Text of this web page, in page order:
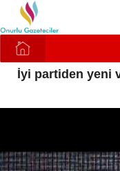
İyi partiden yeni